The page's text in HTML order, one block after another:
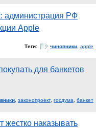
администрация РФ
Apple
Теги: чиновники apple
для банкетов
законопроект, госдума банкет
жестко наказывать